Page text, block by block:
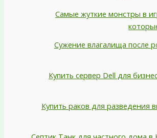
Самые жуткие монстры в
Сужение влагалища после
Купить сервер Dell для
Купить раков для разведения